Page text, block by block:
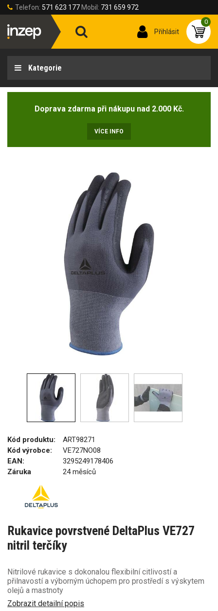
Telefon: 571 623 177 Mobil: 731 659 972
Přihlásit
0
Kategorie
Doprava zdarma při nákupu nad 2.000 Kč.
VÍCE INFO
Kód produktu:
ART98271
Kód výrobce:
VE727NO08
EAN:
3295249178406
Záruka
24 měsíců
Rukavice povrstvené DeltaPlus VE727
nitril terčíky
Nitrilové rukavice s dokonalou flexibilní citlivostí a
přilnavostí a výborným úchopem pro prostředí s výskytem
olejů a mastnoty
Zobrazit detailní popis